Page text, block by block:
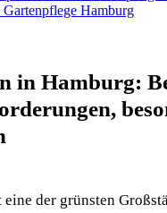
Hamburg
in Hamburg:
der grünsten